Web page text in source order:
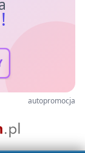
autopromocja